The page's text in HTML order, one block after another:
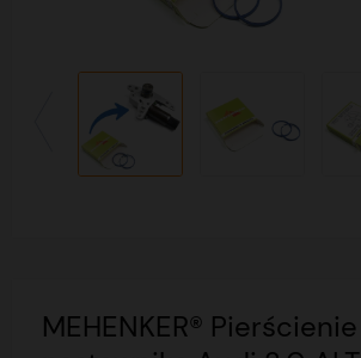
MEHENKER® Pierścienie